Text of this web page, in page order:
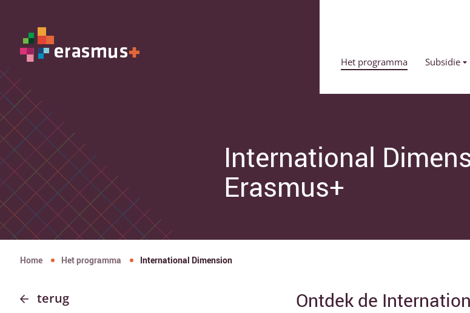
Primair menu
Het programma Subsidie
International
Erasmus+
Home Het programma International Dimension
terug Ontdek de